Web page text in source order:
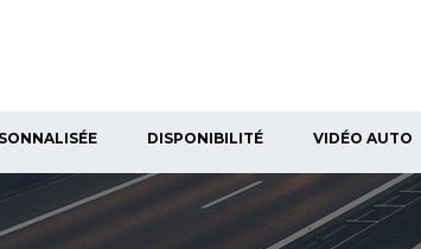
DISPONIBILITÉ VIDÉO AUTO